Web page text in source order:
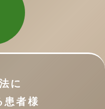
に
患者様